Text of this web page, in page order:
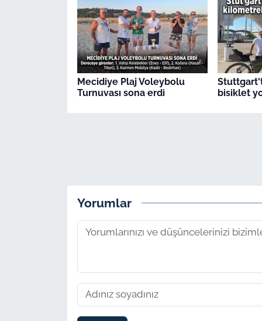
Mecidiye Plaj Voleybolu
Turnuvası sona erdi
bisiklet
Yorumlar